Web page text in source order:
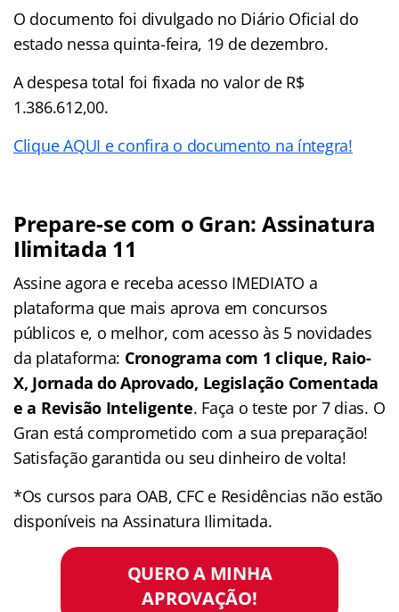
O documento foi divulgado no Diário Oficial do
estado nessa quinta-feira, 19 de dezembro.
A despesa total foi fixada no valor de R$
1.386.612,00.
Clique AQUI e confira o documento na íntegra!
Prepare-se com o Gran: Assinatura
Ilimitada 11
Assine agora e receba acesso IMEDIATO a
plataforma que mais aprova em concursos
públicos e, o melhor, com acesso às 5 novidades
da plataforma: Cronograma com 1 clique, Raio-
X, Jornada do Aprovado, Legislação Comentada
e a Revisão Inteligente. Faça o teste por 7 dias. O
Gran está comprometido com a sua preparação!
Satisfação garantida ou seu dinheiro de volta!
*Os cursos para OAB, CFC e Residências não estão
disponíveis na Assinatura Ilimitada.
QUERO A MINHA
APROVAÇÃO!